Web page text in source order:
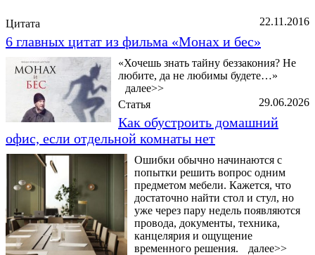
22.11.2016
Цитата
6 главных цитат из фильма «Монах и бес»
«Хочешь знать тайну беззакония? Не
любите, да не любимы будете…»
далее>>
29.06.2026
Статья
Как обустроить домашний
офис, если отдельной комнаты нет
Ошибки обычно начинаются с
попытки решить вопрос одним
предметом мебели. Кажется, что
достаточно найти стол и стул, но
уже через пару недель появляются
провода, документы, техника,
канцелярия и ощущение
временного решения.
далее>>